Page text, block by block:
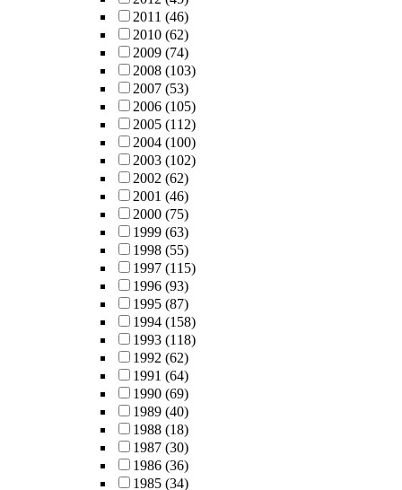
2011 (46)
2010 (62)
2009 (74)
2008 (103)
2007 (53)
2006 (105)
2005 (112)
2004 (100)
2003 (102)
2002 (62)
2001 (46)
2000 (75)
1999 (63)
1998 (55)
1997 (115)
1996 (93)
1995 (87)
1994 (158)
1993 (118)
1992 (62)
1991 (64)
1990 (69)
1989 (40)
1988 (18)
1987 (30)
1986 (36)
1985 (34)